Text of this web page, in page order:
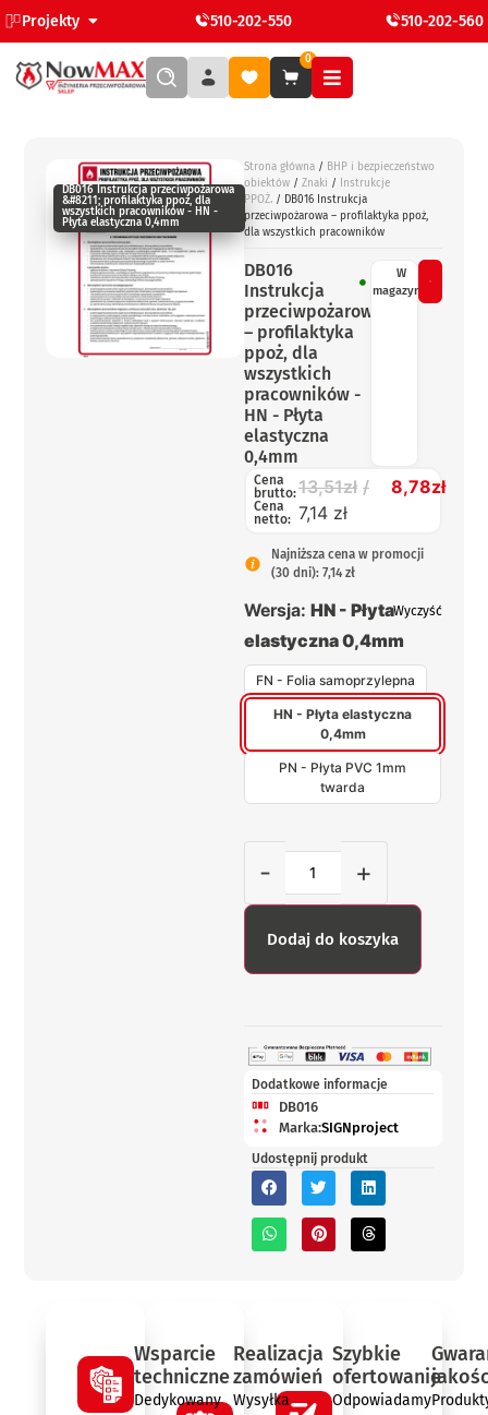
Projekty 510-202-550 510-202-560
0
DB016 Instrukcja przeciwpożarowa
&#8211; profilaktyka ppoż, dla
wszystkich pracowników - HN -
Płyta elastyczna 0,4mm
Strona główna / BHP i bezpieczeństwo
obiektów / Znaki /
Instrukcje
PPOŻ. / DB016 Instrukcja
przeciwpożarowa – profilaktyka ppoż,
dla wszystkich pracowników
DB016
Instrukcja
przeciwpożarowa
– profilaktyka
ppoż, dla
wszystkich
pracowników -
HN - Płyta
elastyczna
0,4mm
W
magazynie
Cena
brutto:13,51zł 8,78zł
Cena
netto: 7,14 zł
Najniższa cena w promocji
(30 dni): 7,14 zł
Wersja: HN - Płyta
elastyczna 0,4mm
FN - Folia samoprzylepna
HN - Płyta elastyczna
0,4mm
PN - Płyta PVC 1mm
twarda
Wyczyść
- +
Dodaj do koszyka
Dodatkowe informacje
DB016
Marka:SIGNproject
Udostępnij produkt
Wsparcie
techniczne
Dedykowany
Realizacja
zamówień
Wysyłka
Szybkie
ofertowanie
Odpowiadamy